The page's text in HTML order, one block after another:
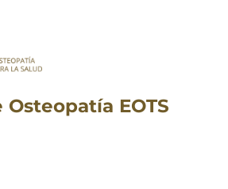
Osteopatía EOTS